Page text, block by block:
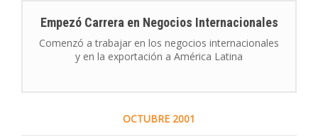
Empezó Carrera en Negocios Internacionales
Comenzó a trabajar en los negocios internacionales
y en la exportación a América Latina
OCTUBRE 2001